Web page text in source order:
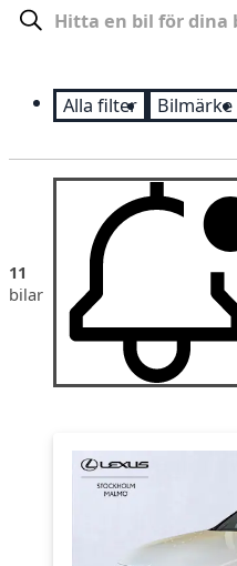
Alla filter Bilmärke
11
bilar